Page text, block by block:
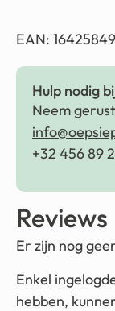
EAN:
Hulp nodig
Neem
+32 456 89
Reviews
Er zijn nog
Enkel
hebben,